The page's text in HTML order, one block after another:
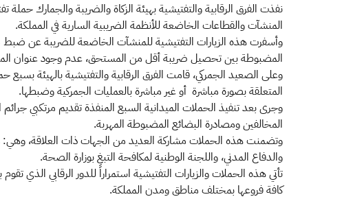
المنشآت والقطاعات الخاضعة للأنظمة الضريبية السارية في المملكة.
المضبوطة بين تحصيل ضريبة أقل من المستحق، عدم وجود عنوان
وعلى الصعيد الجمركي، قامت الفرق الرقابية والتفتيشية بالهيئة
المتعلقة بصورة مباشرة أو غير مباشرة بالعمليات الجمركية وضبطها.
وجرى بعد تنفيذ الحملات الميدانية السبع المنفذة تقديم مرتكبي
المخالفين ومصادرة البضائع المضبوطة المهربة.
وتضمنت هذه الحملات مشاركة العديد من الجهات ذات العلاقة، وهي:
والدفاع المدني، واللجنة الوطنية لمكافحة التبغ بوزارة الصحة.
تأتي هذه الحملات والزيارات التفتيشية استمراراً للدور الرقابي الذي
كافة فروعها بمختلف مناطق ومدن المملكة.